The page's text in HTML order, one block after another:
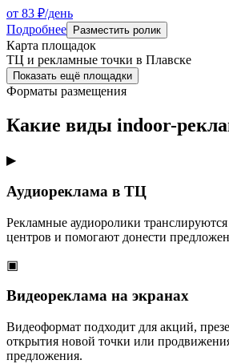
от 83 ₽/день
Подробнее
Разместить ролик
Карта площадок
ТЦ и рекламные точки в Плавске
Показать ещё площадки
Форматы размещения
Какие виды indoor-
▶
Аудиореклама в ТЦ
Рекламные аудиоролики
центров и помогают донести
▣
Видеореклама на экранах
Видеоформат подходит для акций,
открытия новой точки или
предложения.